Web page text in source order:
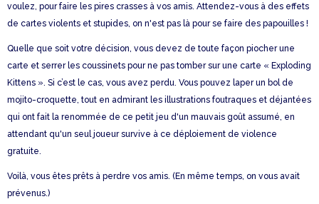
voulez, pour faire les pires crasses à vos amis. Attendez-vous à des effets
de cartes violents et stupides, on n'est pas là pour se faire des papouilles !
Quelle que soit votre décision, vous devez de toute façon piocher une
carte et serrer les coussinets pour ne pas tomber sur une carte « Exploding
Kittens ». Si c’est le cas, vous avez perdu. Vous pouvez laper un bol de
mojito-croquette, tout en admirant les illustrations foutraques et déjantées
qui ont fait la renommée de ce petit jeu d'un mauvais goût assumé, en
attendant qu'un seul joueur survive à ce déploiement de violence
gratuite.
Voilà, vous êtes prêts à perdre vos amis. (En même temps, on vous avait
prévenus.)